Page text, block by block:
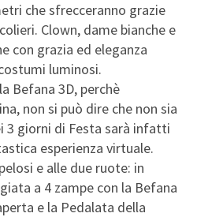
che sfrecceranno grazie
Clown, dame bianche e
con grazia ed eleganza
luminosi.
Befana 3D, perchè
non si può dire che non sia
3 giorni di Festa sarà infatti
esperienza virtuale.
e alle due ruote: in
a 4 zampe con la Befana
e la Pedalata della